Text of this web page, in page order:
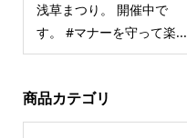
浅草まつり。 開催中で
す。 #マナーを守って楽...
商品カテゴリ